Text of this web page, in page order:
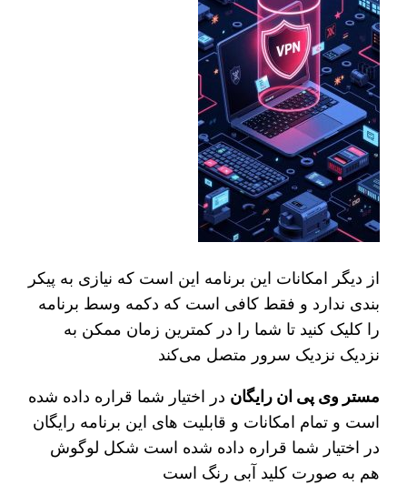
از دیگر امکانات این برنامه این است که نیازی به پیکر
بندی ندارد و فقط کافی است که دکمه وسط برنامه
را کلیک کنید تا شما را در کمترین زمان ممکن به
نزدیک نزدیک سرور متصل می‌کند
مستر وی پی ان رایگان در اختیار شما قراره داده شده
است و تمام امکانات و قابلیت های این برنامه رایگان
در اختیار شما قراره داده شده است شکل لوگوش
هم به صورت کلید آبی رنگ است